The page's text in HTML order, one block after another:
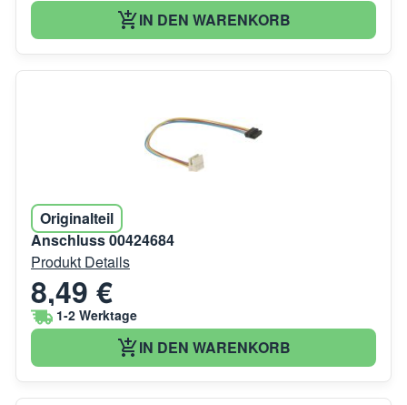
IN DEN WARENKORB
Originalteil
Anschluss 00424684
Produkt Details
8,49 €
1-2 Werktage
IN DEN WARENKORB